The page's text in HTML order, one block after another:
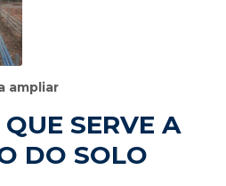
ampliar
SERVE A
DO SOLO